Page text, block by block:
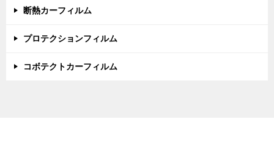
断熱カーフィルム
プロテクションフィルム
コボテクトカーフィルム